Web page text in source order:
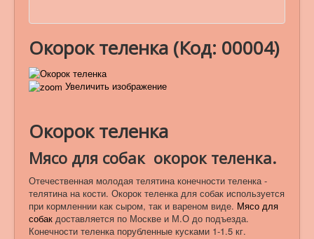
Окорок теленка (Код: 00004)
Увеличить изображение
Окорок теленка
Мясо для собак ­ окорок теленка.
Отечественная молодая телятина конечности теленка ­
телятина на кости. Окорок теленка для собак используется
при кормленнии как сыром, так и вареном виде. Мясо для
собак доставляется по Москве и М.О до подъезда.
Конечности теленка порубленные кусками 1-1.5 кг.